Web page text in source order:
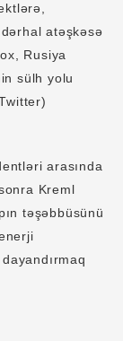
atəşkəsə
Rusiya
sülh yolu
arasında
Kreml
təşəbbüsünü